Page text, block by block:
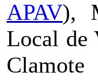
APAV),
Local de